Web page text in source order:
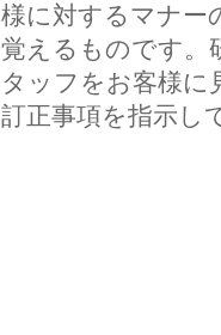
様に対するマナー
覚えるものです。
タッフをお客様に
訂正事項を指示し